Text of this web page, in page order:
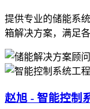
提供专业的储能系
箱解决方案，满足
赵旭 - 智能控制